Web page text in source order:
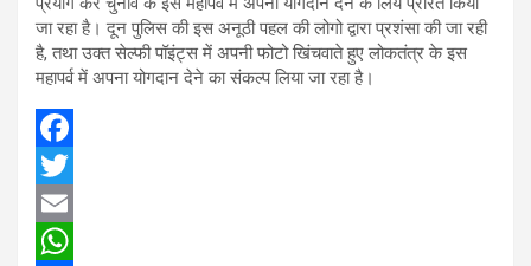
जा रहा है। दून पुलिस की इस अनूठी पहल की लोगो द्वारा प्रशंसा की जा रही
है, तथा उक्त सेल्फी पॉइंट्स में अपनी फोटो खिंचवाते हुए लोकतंत्र के इस
महापर्व में अपना योगदान देने का संकल्प लिया जा रहा है।
F
a
c
T
w
E